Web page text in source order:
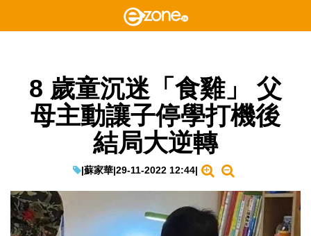
8 歲童沉迷「食雞」 父
母主動讓子停學打機後
結局大逆轉
|蘇家華|29-11-2022 12:44|